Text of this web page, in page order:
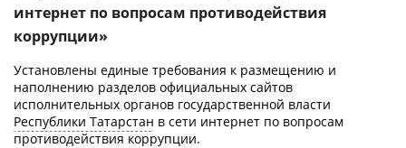
интернет по вопросам противодействия
коррупции»
Установлены единые требования к размещению и
наполнению разделов официальных сайтов
исполнительных органов государственной власти
Республики Татарстан в сети интернет по вопросам
противодействия коррупции.